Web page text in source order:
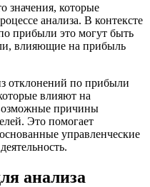
значения, которые
анализа. В контексте
прибыли это могут быть
влияющие на прибыль
отклонений по прибыли
влияют на
причины
Это помогает
управленческие
анализа